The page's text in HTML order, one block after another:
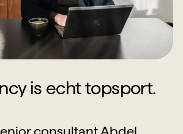
is echt topsport.
consultant Abdel